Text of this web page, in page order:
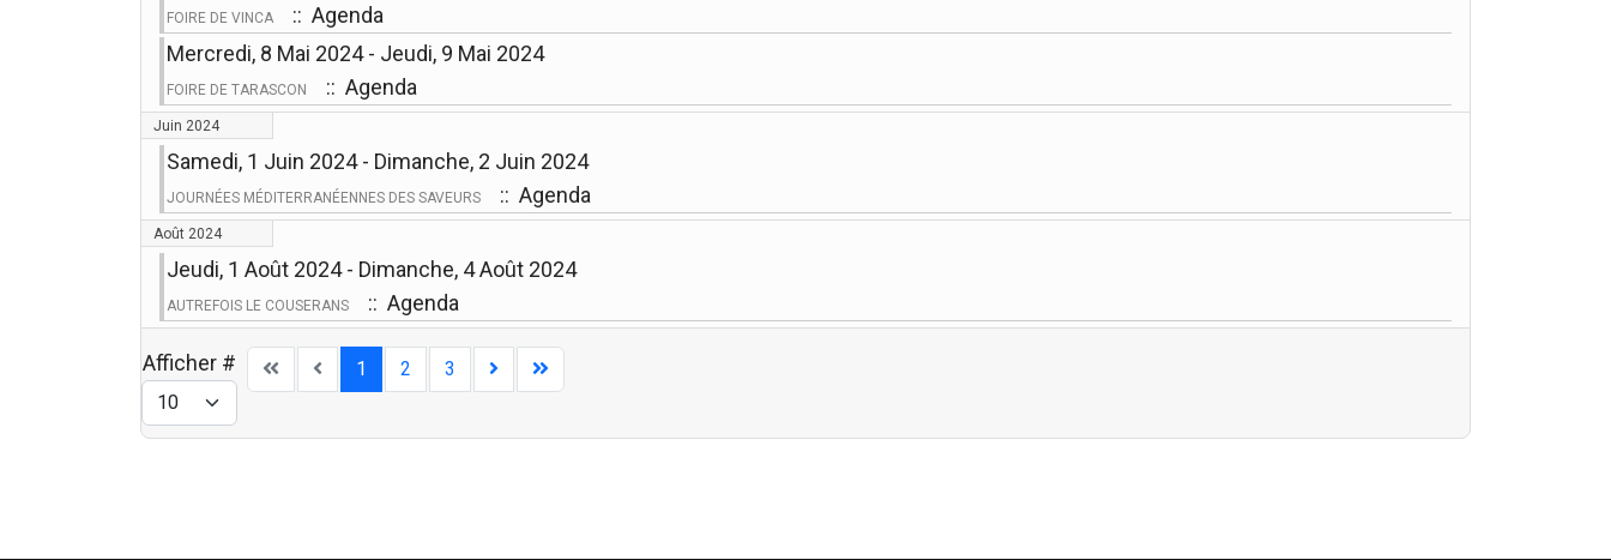
FOIRE DE VINCA
:: Agenda
Mercredi, 8 Mai 2024 - Jeudi, 9 Mai 2024
FOIRE DE TARASCON :: Agenda
Juin 2024
Samedi, 1 Juin 2024 - Dimanche, 2 Juin 2024
JOURNÉES MÉDITERRANÉENNES DES SAVEURS :: Agenda
Août 2024
Jeudi, 1 Août 2024 - Dimanche, 4 Août 2024
AUTREFOIS LE COUSERANS :: Agenda
Afficher # 1 2 3